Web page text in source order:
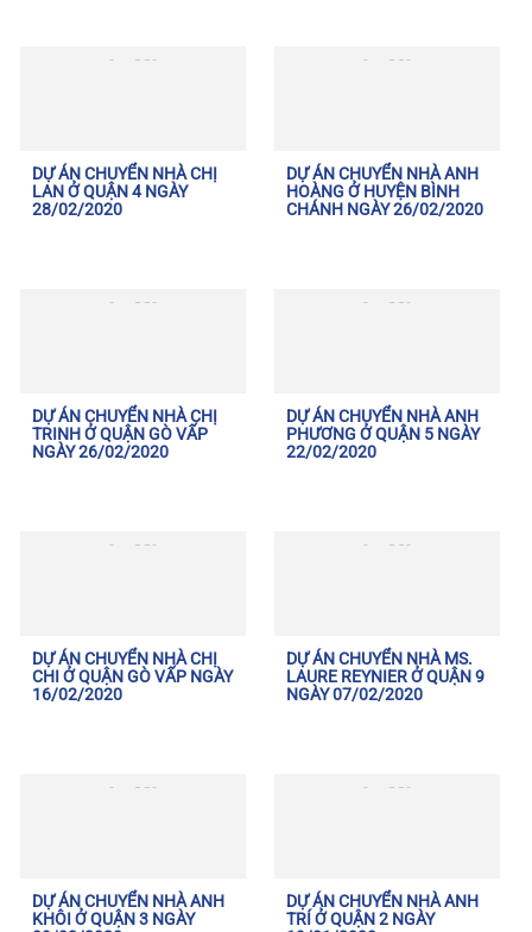
DỰ ÁN CHUYỂN NHÀ CHỊ
LAN Ở QUẬN 4 NGÀY
28/02/2020
DỰ ÁN CHUYỂN NHÀ ANH
HOÀNG Ở HUYỆN BÌNH
CHÁNH NGÀY 26/02/2020
DỰ ÁN CHUYỂN NHÀ CHỊ
TRINH Ở QUẬN GÒ VẤP
NGÀY 26/02/2020
DỰ ÁN CHUYỂN NHÀ ANH
PHƯƠNG Ở QUẬN 5 NGÀY
22/02/2020
DỰ ÁN CHUYỂN NHÀ CHỊ
CHI Ở QUẬN GÒ VẤP NGÀY
16/02/2020
DỰ ÁN CHUYỂN NHÀ MS.
LAURE REYNIER Ở QUẬN 9
NGÀY 07/02/2020
DỰ ÁN CHUYỂN NHÀ ANH
KHÔI Ở QUẬN 3 NGÀY
DỰ ÁN CHUYỂN NHÀ ANH
TRÍ Ở QUẬN 2 NGÀY